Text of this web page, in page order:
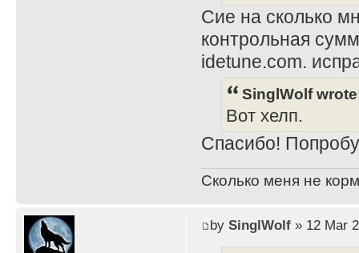
Сие на сколько
контрольная
idetune.com.
SinglWolf
Вот хелп.
Спасибо!
Сколько меня не
by SinglWolf» 12 Mar